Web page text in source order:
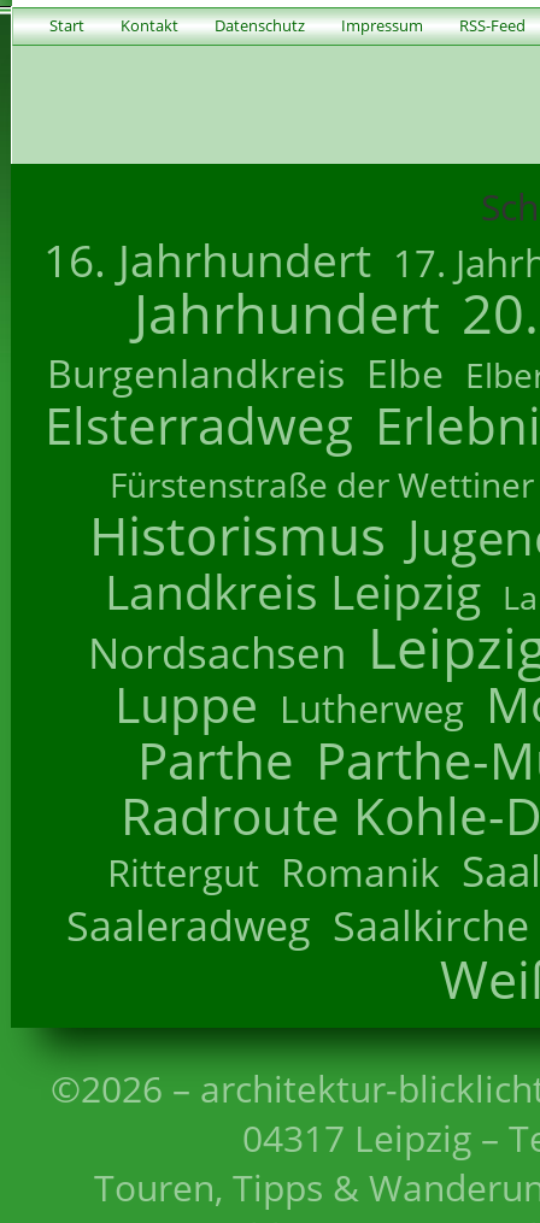
Start Kontakt Datenschutz Impressum RSS-Feed
16. Jahrhundert 17.
Jahrhundert
Burgenlandkreis Elbe
Elsterradweg
Fürstenstraße der Wettiner
Historismus
Landkreis Leipzig
Nordsachsen
Luppe Lutherweg
Parthe Parthe-
Radroute Kohle-
Rittergut Romanik
Saaleradweg Saalkirche
©2026 – architektur-
04317 Leipzig –
Touren, Tipps &